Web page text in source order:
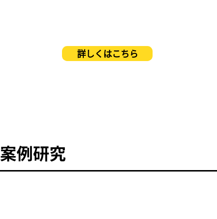
詳しくはこちら
案例研究